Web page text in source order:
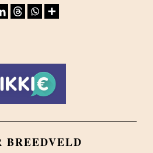
BREEDVELD